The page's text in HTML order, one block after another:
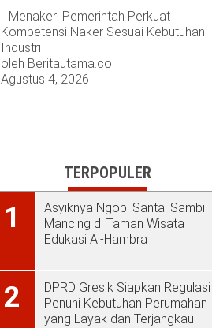
Menaker: Pemerintah Perkuat
Kompetensi Naker Sesuai Kebutuhan
Industri
oleh Beritautama.co
Agustus 4, 2026
TERPOPULER
1
Asyiknya Ngopi Santai Sambil
Mancing di Taman Wisata
Edukasi Al-Hambra
2
DPRD Gresik Siapkan Regulasi
Penuhi Kebutuhan Perumahan
yang Layak dan Terjangkau